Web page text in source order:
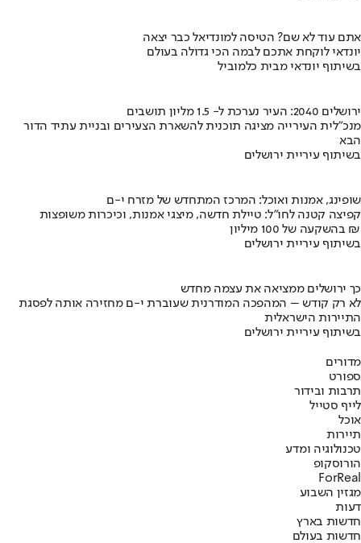
אתם עוד לא שם? הטיסה למונדיאל כבר יצאה
יונדאי לוקחת אתכם לבמה הכי גדולה בעולם
בשיתוף יונדאי מבית כלמוביל
ירושלים 2040: העיר נערכת ל- 1.5 מליון תושבים
מנכ"לית העירייה מציגה תוכנית להשארת הצעירים ובניית עתיד הדור
הבא
בשיתוף עיריית ירושלים
שופינג, אמנות ואוכל: המרכז המתחדש של מזרח י-ם
קפיצה קטנה לחו"ל: טיילת חדשה, מיצגי אמנות, וכיכרות משופצות
בהשקעה של 100 מיליון ₪
בשיתוף עיריית ירושלים
כך ירושלים ממציאה את עצמה מחדש
לא רק קודש – המהפכה המודרנית שעוברת י-ם מחזירה אותה לפסגת
התיירות הישראלית
בשיתוף עיריית ירושלים
מדורים
ספורט
תרבות ובידור
לייף סטייל
אוכל
תיירות
טכנולוגיה ומדע
הורוסקופ
ForReal
מגזין השבוע
דעות
חדשות בארץ
חדשות בעולם